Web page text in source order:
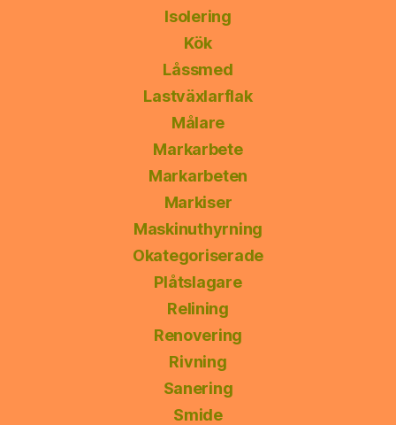
Isolering
Kök
Låssmed
Lastväxlarflak
Målare
Markarbete
Markarbeten
Markiser
Maskinuthyrning
Okategoriserade
Plåtslagare
Relining
Renovering
Rivning
Sanering
Smide